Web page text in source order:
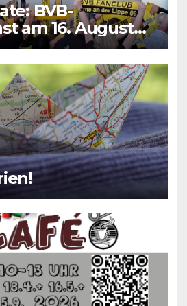
BVB-
am 16. August